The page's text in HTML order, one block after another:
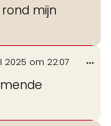
mijn
2025 om 22:07 ...